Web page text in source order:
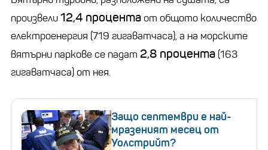
произвели12,4 процентаот общото количество
електроенергия (719 гигаватчаса), а на морските
вятърни паркове се падат 2,8 процента (163
гигаватчаса) от нея.
Защо септември е най-
мразеният месец от
Уолстрийт?